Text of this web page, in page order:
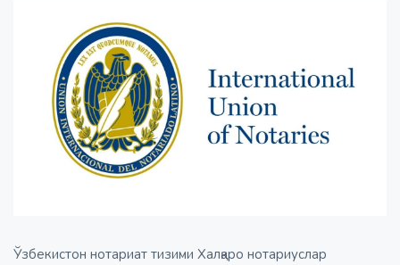
Ўзбекистон нотариат тизими Халқаро нотариуслар